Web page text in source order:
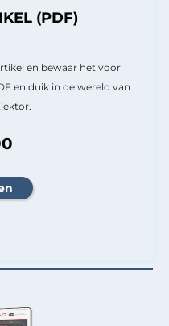
(PDF)
en bewaar het voor
en duik in de wereld van